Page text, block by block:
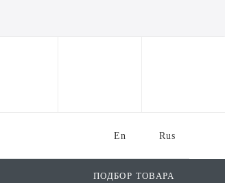
Rus
En
ПОДБОР ТОВАРА